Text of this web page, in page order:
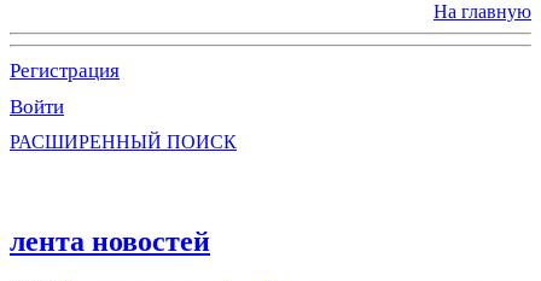
На главную
Регистрация
Войти
РАСШИРЕННЫЙ ПОИСК
лента новостей